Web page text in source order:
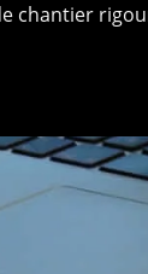
chantier